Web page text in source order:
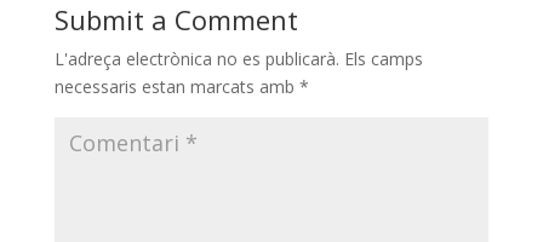
Submit a Comment
L'adreça electrònica no es publicarà. Els camps
necessaris estan marcats amb *